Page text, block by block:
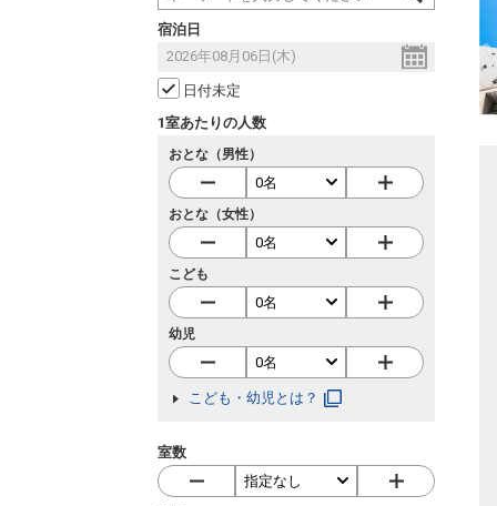
宿泊日
日付未定
1室あたりの人数
おとな（男性）
おとな（女性）
こども
幼児
こども・幼児とは？
室数